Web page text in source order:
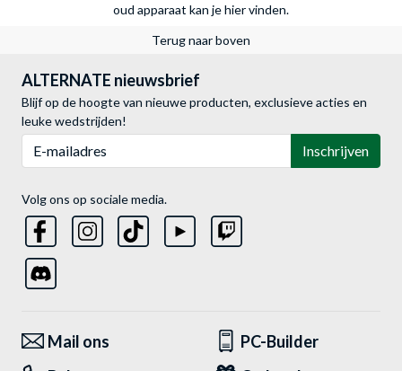
oud apparaat kan je hier vinden.
Terug naar boven
ALTERNATE nieuwsbrief
Blijf op de hoogte van nieuwe producten, exclusieve acties en
leuke wedstrijden!
Inschrijven
Volg ons op sociale media.
Mail ons
PC-Builder